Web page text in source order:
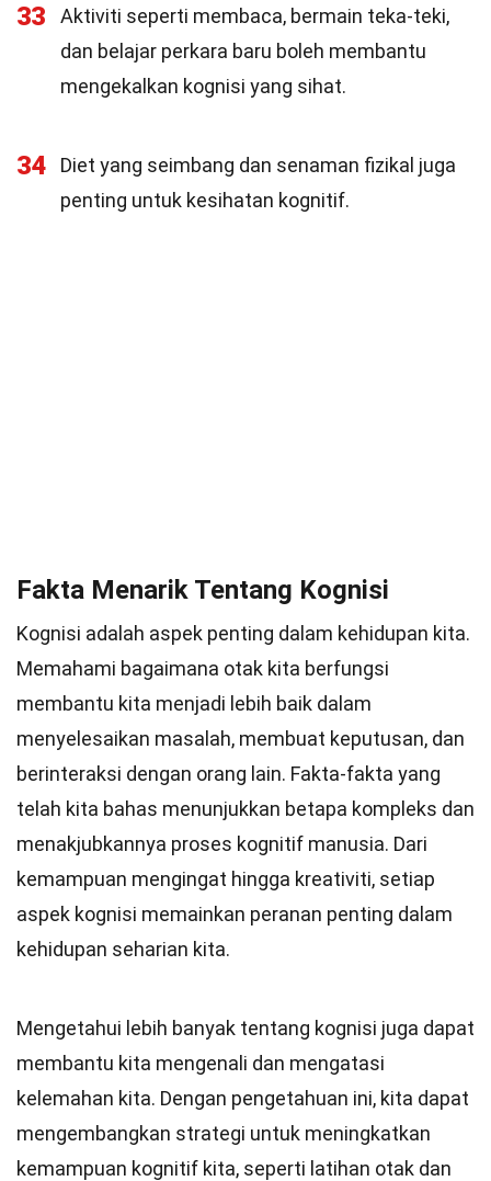
33
Aktiviti seperti membaca, bermain teka-teki,
dan belajar perkara baru boleh membantu
mengekalkan kognisi yang sihat.
34
Diet yang seimbang dan senaman fizikal juga
penting untuk kesihatan kognitif.
Fakta Menarik Tentang Kognisi
Kognisi adalah aspek penting dalam kehidupan kita.
Memahami bagaimana otak kita berfungsi
membantu kita menjadi lebih baik dalam
menyelesaikan masalah, membuat keputusan, dan
berinteraksi dengan orang lain. Fakta-fakta yang
telah kita bahas menunjukkan betapa kompleks dan
menakjubkannya proses kognitif manusia. Dari
kemampuan mengingat hingga kreativiti, setiap
aspek kognisi memainkan peranan penting dalam
kehidupan seharian kita.
Mengetahui lebih banyak tentang kognisi juga dapat
membantu kita mengenali dan mengatasi
kelemahan kita. Dengan pengetahuan ini, kita dapat
mengembangkan strategi untuk meningkatkan
kemampuan kognitif kita, seperti latihan otak dan